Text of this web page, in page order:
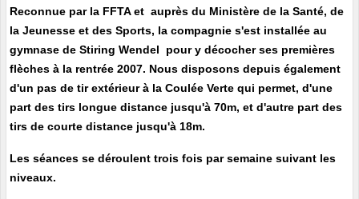
Reconnue par la FFTA et auprès du Ministère de la Santé, de
la Jeunesse et des Sports, la compagnie s'est installée au
gymnase de Stiring Wendel pour y décocher ses premières
flèches à la rentrée 2007. Nous disposons depuis également
d'un pas de tir extérieur à la Coulée Verte qui permet, d'une
part des tirs longue distance jusqu'à 70m, et d'autre part des
tirs de courte distance jusqu'à 18m.
Les séances se déroulent trois fois par semaine suivant les
niveaux.